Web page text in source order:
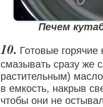
Печем
Готовые
смазывать сразу же
растительным)
в емкость, накрыв
чтобы они не